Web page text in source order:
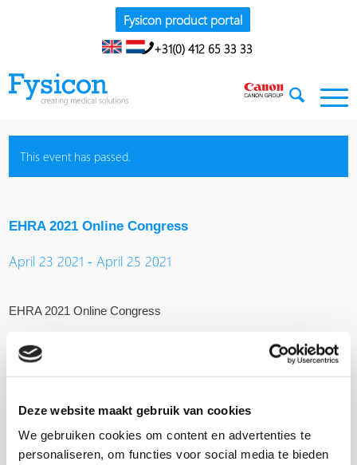
Deze website maakt gebruik van cookies
We gebruiken cookies om content en advertenties te
personaliseren, om functies voor social media te bieden
Fysicon product portal
+31(0) 412 65 33 33
This event has passed.
EHRA 2021 Online Congress
April 23 2021 -April 25 2021
EHRA 2021 Online Congress
April 23 – 25 2021